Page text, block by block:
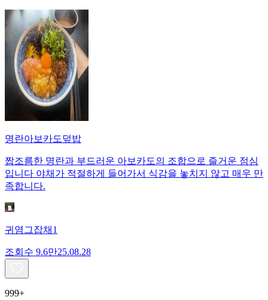
명란아보카도덮밥
짭조름한 명란과 부드러운 아보카도의 조합으로 즐거운 점심
입니다 야채가 적절하게 들어가서 식감을 놓치지 않고 매우 만
족합니다.
귀염그잡채1
조회수 9.6만25.08.28
999+